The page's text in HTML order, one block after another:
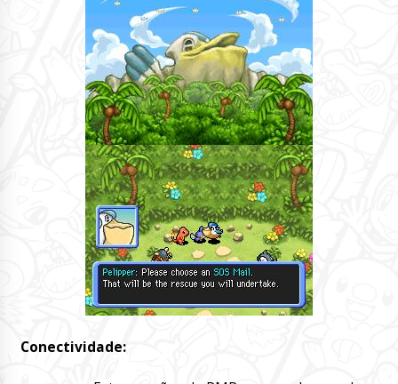
Conectividade: